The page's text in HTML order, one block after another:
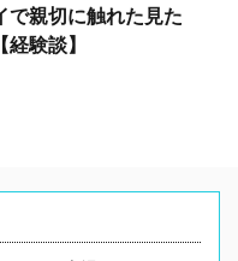
親切に触れた見た
験談】